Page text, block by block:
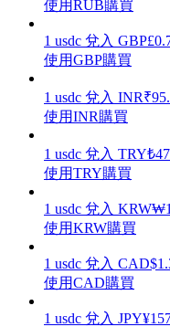
增值寶
使用RUB購買
1 usdc 兌入 GBP£
使用GBP購買
1 usdc 兌入 INR₹
使用INR購買
1 usdc 兌入 TRY₺
使用TRY購買
1 usdc 兌入 KRW₩
使用KRW購買
1 usdc 兌入 CAD$
使用CAD購買
1 usdc 兌入 JPY¥